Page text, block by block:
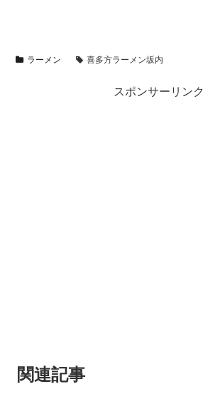
ラーメン 喜多方ラーメン坂内
スポンサーリンク
関連記事